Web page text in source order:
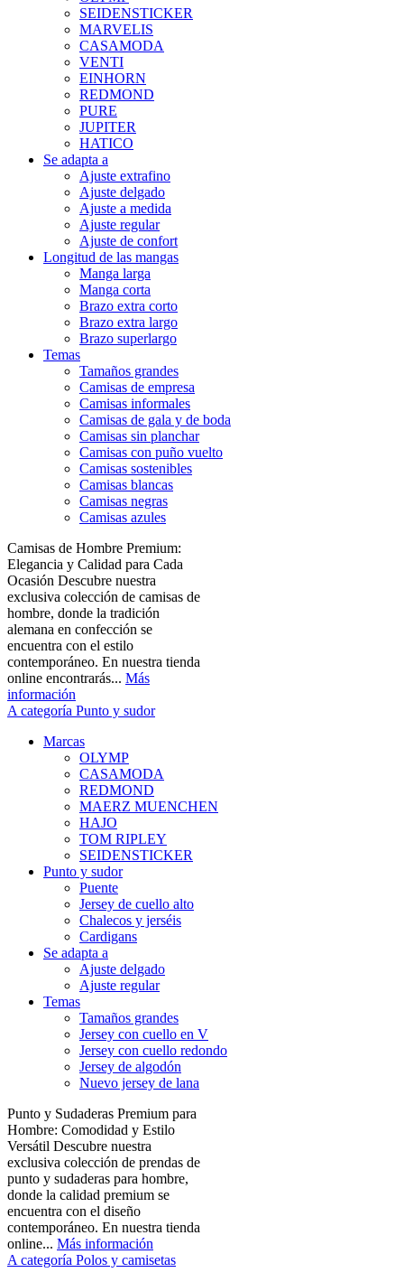
SEIDENSTICKER
MARVELIS
CASAMODA
VENTI
EINHORN
REDMOND
PURE
JUPITER
HATICO
Se adapta a
Ajuste extrafino
Ajuste delgado
Ajuste a medida
Ajuste regular
Ajuste de confort
Longitud de las mangas
Manga larga
Manga corta
Brazo extra corto
Brazo extra largo
Brazo superlargo
Temas
Tamaños grandes
Camisas de empresa
Camisas informales
Camisas de gala y de boda
Camisas sin planchar
Camisas con puño vuelto
Camisas sostenibles
Camisas blancas
Camisas negras
Camisas azules
Camisas de Hombre Premium:
Elegancia y Calidad para Cada
Ocasión Descubre nuestra
exclusiva colección de camisas de
hombre, donde la tradición
alemana en confección se
encuentra con el estilo
contemporáneo. En nuestra tienda
online encontrarás... Más
información
A categoría Punto y sudor
Marcas
OLYMP
CASAMODA
REDMOND
MAERZ MUENCHEN
HAJO
TOM RIPLEY
SEIDENSTICKER
Punto y sudor
Puente
Jersey de cuello alto
Chalecos y jerséis
Cardigans
Se adapta a
Ajuste delgado
Ajuste regular
Temas
Tamaños grandes
Jersey con cuello en V
Jersey con cuello redondo
Jersey de algodón
Nuevo jersey de lana
Punto y Sudaderas Premium para
Hombre: Comodidad y Estilo
Versátil Descubre nuestra
exclusiva colección de prendas de
punto y sudaderas para hombre,
donde la calidad premium se
encuentra con el diseño
contemporáneo. En nuestra tienda
online... Más información
A categoría Polos y camisetas